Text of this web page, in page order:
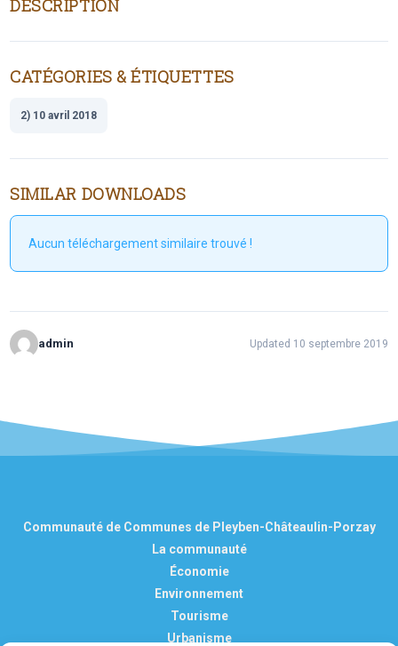
DESCRIPTION
CATÉGORIES & ÉTIQUETTES
2) 10 avril 2018
SIMILAR DOWNLOADS
Aucun téléchargement similaire trouvé !
admin Updated 10 septembre 2019
Communauté de Communes de Pleyben-Châteaulin-Porzay
La communauté
Économie
Environnement
Tourisme
Urbanisme